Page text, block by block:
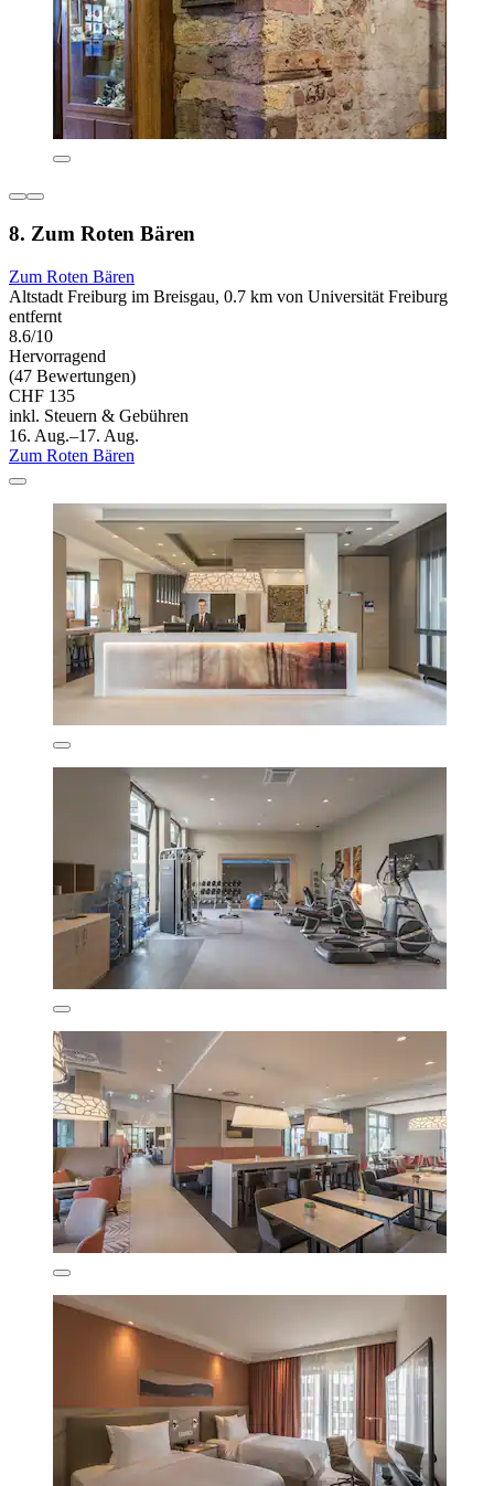
8. Zum Roten Bären
Zum Roten Bären
Altstadt Freiburg im Breisgau, 0.7 km von Universität Freiburg
entfernt
8.6/10
Hervorragend
(47 Bewertungen)
CHF 135
inkl. Steuern & Gebühren
16. Aug.–17. Aug.
Zum Roten Bären